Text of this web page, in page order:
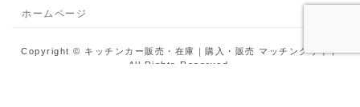
ホームページ
Copyright © キッチンカー販売・在庫｜購入・販売 マッチングサイト
All Rights Reserved.